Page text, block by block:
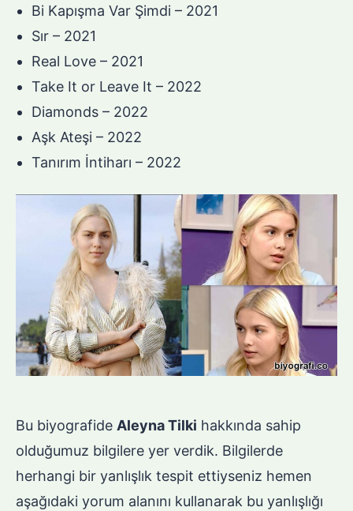
Bi Kapışma Var Şimdi – 2021
Sır – 2021
Real Love – 2021
Take It or Leave It – 2022
Diamonds – 2022
Aşk Ateşi – 2022
Tanırım İntiharı – 2022
Bu biyografide Aleyna Tilki hakkında sahip
olduğumuz bilgilere yer verdik. Bilgilerde
herhangi bir yanlışlık tespit ettiyseniz hemen
aşağıdaki yorum alanını kullanarak bu yanlışlığı